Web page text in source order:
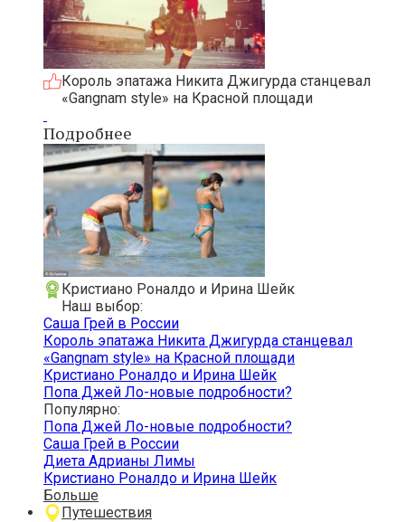
Король эпатажа Никита Джигурда станцевал
«Gangnam style» на Красной площади
Подробнее
Кристиано Роналдо и Ирина Шейк
Наш выбор:
Саша Грей в России
Король эпатажа Никита Джигурда станцевал
«Gangnam style» на Красной площади
Кристиано Роналдо и Ирина Шейк
Попа Джей Ло-новые подробности?
Популярно:
Попа Джей Ло-новые подробности?
Саша Грей в России
Диета Адрианы Лимы
Кристиано Роналдо и Ирина Шейк
Больше
Путешествия